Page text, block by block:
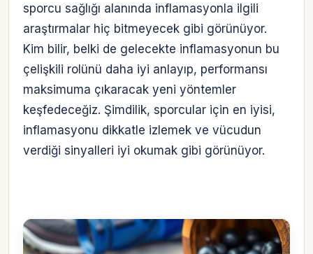
sporcu sağlığı alanında inflamasyonla ilgili
araştırmalar hiç bitmeyecek gibi görünüyor.
Kim bilir, belki de gelecekte inflamasyonun bu
çelişkili rolünü daha iyi anlayıp, performansı
maksimuma çıkaracak yeni yöntemler
keşfedeceğiz. Şimdilik, sporcular için en iyisi,
inflamasyonu dikkatle izlemek ve vücudun
verdiği sinyalleri iyi okumak gibi görünüyor.